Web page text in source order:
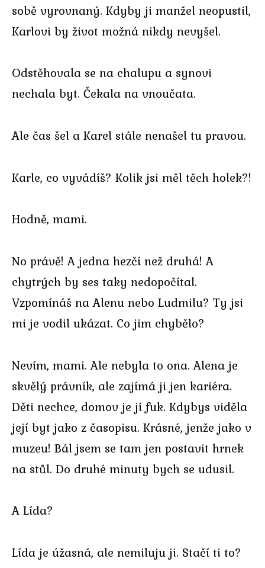
sobě vyrovnaný. Kdyby ji manžel neopustil,
Karlovi by život možná nikdy nevyšel.
Odstěhovala se na chalupu a synovi
nechala byt. Čekala na vnoučata.
Ale čas šel a Karel stále nenašel tu pravou.
Karle, co vyvádíš? Kolik jsi měl těch holek?!
Hodně, mami.
No právě! A jedna hezčí než druhá! A
chytrých by ses taky nedopočítal.
Vzpomínáš na Alenu nebo Ludmilu? Ty jsi
mi je vodil ukázat. Co jim chybělo?
Nevím, mami. Ale nebyla to ona. Alena je
skvělý právník, ale zajímá ji jen kariéra.
Děti nechce, domov je jí fuk. Kdybys viděla
její byt jako z časopisu. Krásné, jenže jako v
muzeu! Bál jsem se tam jen postavit hrnek
na stůl. Do druhé minuty bych se udusil.
A Lída?
Lída je úžasná, ale nemiluju ji. Stačí ti to?